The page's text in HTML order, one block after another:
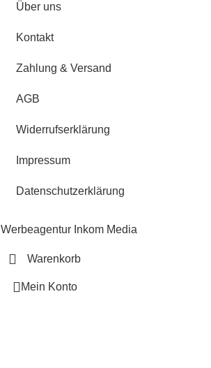
Über uns
Kontakt
Zahlung & Versand
AGB
Widerrufserklärung
Impressum
Datenschutzerklärung
Werbeagentur Inkom Media
Warenkorb
Mein Konto